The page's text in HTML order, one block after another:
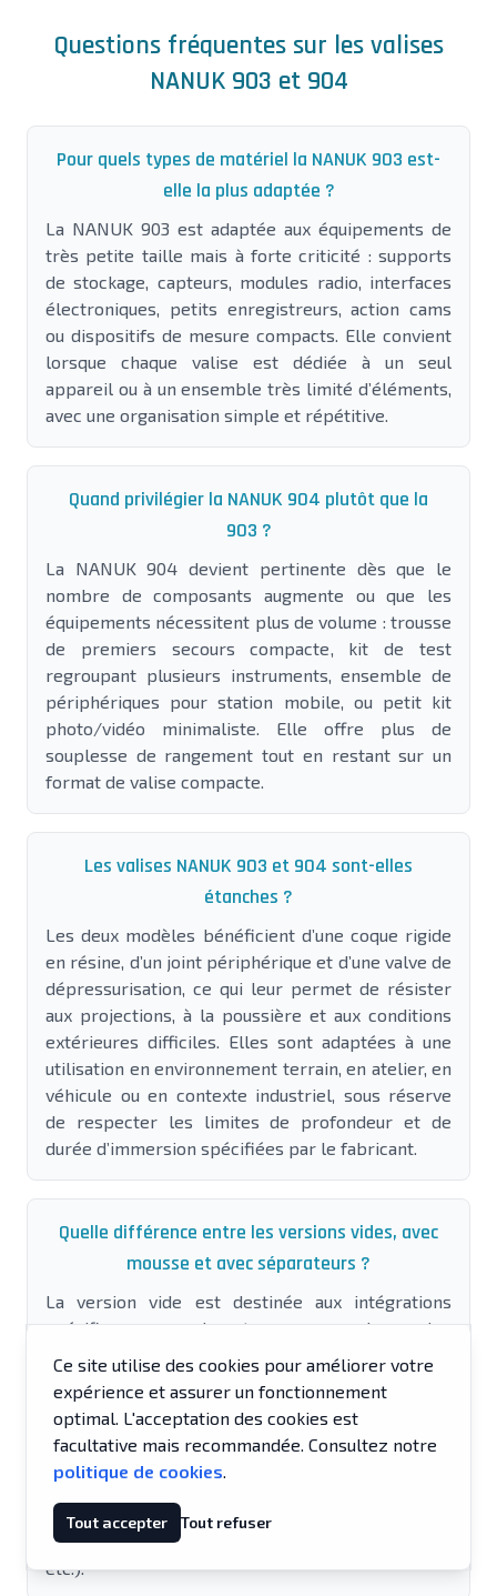
Questions fréquentes sur les valises
NANUK 903 et 904
Pour quels types de matériel la NANUK 903 est-
elle la plus adaptée ?
La NANUK 903 est adaptée aux équipements de
très petite taille mais à forte criticité : supports
de stockage, capteurs, modules radio, interfaces
électroniques, petits enregistreurs, action cams
ou dispositifs de mesure compacts. Elle convient
lorsque chaque valise est dédiée à un seul
appareil ou à un ensemble très limité d’éléments,
avec une organisation simple et répétitive.
Quand privilégier la NANUK 904 plutôt que la
903 ?
La NANUK 904 devient pertinente dès que le
nombre de composants augmente ou que les
équipements nécessitent plus de volume : trousse
de premiers secours compacte, kit de test
regroupant plusieurs instruments, ensemble de
périphériques pour station mobile, ou petit kit
photo/vidéo minimaliste. Elle offre plus de
souplesse de rangement tout en restant sur un
format de valise compacte.
Les valises NANUK 903 et 904 sont-elles
étanches ?
Les deux modèles bénéficient d’une coque rigide
en résine, d’un joint périphérique et d’une valve de
dépressurisation, ce qui leur permet de résister
aux projections, à la poussière et aux conditions
extérieures difficiles. Elles sont adaptées à une
utilisation en environnement terrain, en atelier, en
véhicule ou en contexte industriel, sous réserve
de respecter les limites de profondeur et de
durée d’immersion spécifiées par le fabricant.
Quelle différence entre les versions vides, avec
mousse et avec séparateurs ?
La version vide est destinée aux intégrations
spécifiques ou aux inserts sur mesure. La version
avec mousse générique convient aux
configurations stables, avec des empreintes
découpées pour des appareils dont la géométrie
évolue peu. Les séparateurs rembourrés sont
recommandés lorsque le contenu change
régulièrement ou que l’utilisateur souhaite
reconfigurer rapidement l’intérieur selon la
mission (photo, vidéo, instrumentation, médical,
etc.).
Ce site utilise des cookies pour améliorer votre
expérience et assurer un fonctionnement
optimal. L'acceptation des cookies est
facultative mais recommandée. Consultez notre
politique de cookies.
Tout accepter Tout refuser